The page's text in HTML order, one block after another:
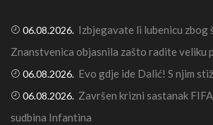
06.08.2026. Izbjegavate li lubenicu zbog
Znanstvenica objasnila zašto radite veliku
06.08.2026. Evo gdje ide Dalić! S njim
06.08.2026. Završen krizni sastanak
sudbina Infantina